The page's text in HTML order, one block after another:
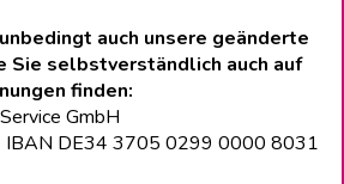
auch unsere geänderte
Sie selbstverständlich auch auf
finden:
GmbH
IBAN DE34 3705 0299 0000 8031